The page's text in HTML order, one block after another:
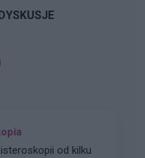
od kilku